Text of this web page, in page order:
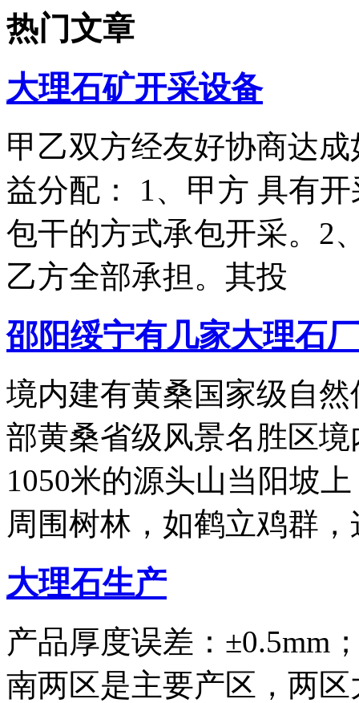
热门文章
大理石矿开采设备
甲乙双方经友好协商达
益分配： 1、甲方 具有
包干的方式承包开采。2
乙方全部承担。其投
邵阳绥宁有几家大理石厂
境内建有黄桑国家级自
部黄桑省级风景名胜区
1050米的源头山当阳坡
周围树林，如鹤立鸡群
大理石生产
产品厚度误差：±0.5mm
南两区是主要产区，两